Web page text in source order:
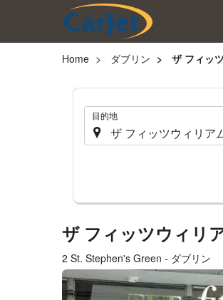
Home ダブリン ザ フィッ
. 目的地
ザ フィッツウィリ
2 St. Stephen's Green - ダブリン